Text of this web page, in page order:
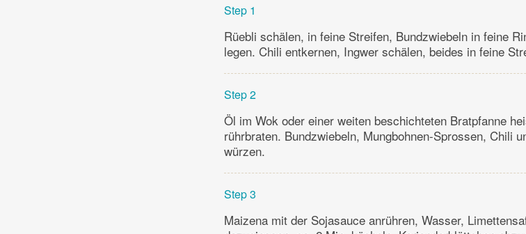
Step 1
Rüebli schälen, in feine Streifen, Bundzwiebeln in feine
legen. Chili entkernen, Ingwer schälen, beides in feine
Step 2
Öl im Wok oder einer weiten beschichteten Bratpfanne
rührbraten. Bundzwiebeln, Mungbohnen-Sprossen, Chili
würzen.
Step 3
Maizena mit der Sojasauce anrühren, Wasser,